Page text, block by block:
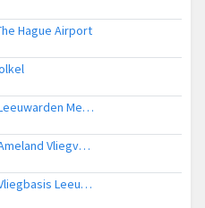
Hague Airport
Ambulancehelikopter naar Leeuwarden Medical Center Heliport
Ambulancehelikopter naar Ameland Vliegveld Ballum
Ambulancehelikopter naar Vliegbasis Leeuwarden